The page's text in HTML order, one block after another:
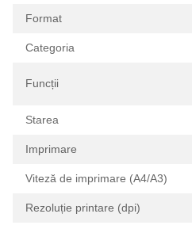
Format
Categoria
Funcții
Starea
Imprimare
Viteză de imprimare (А4/А3)
Rezoluție printare (dpi)